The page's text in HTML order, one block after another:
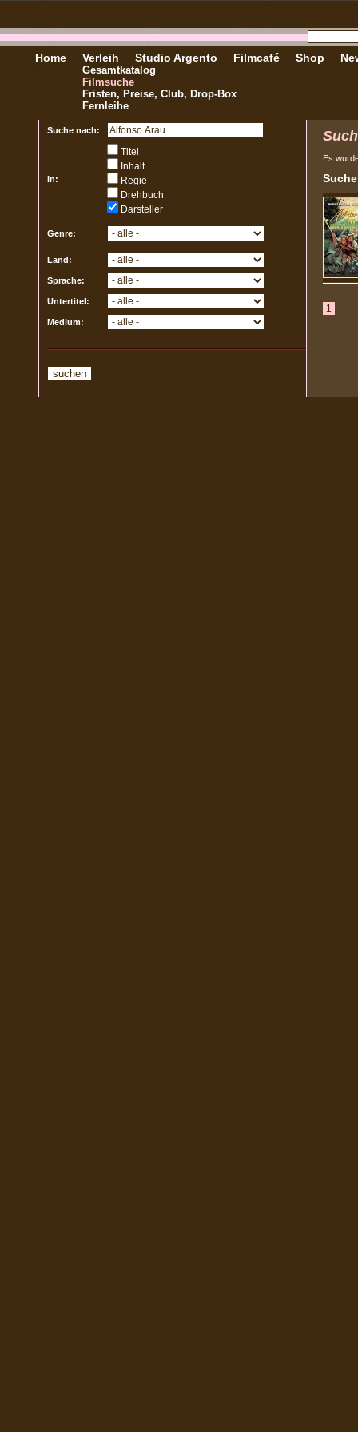
Home Verleih
Gesamtkatalog
Filmsuche
Fristen, Preise, Club, Drop-Box
Fernleihe
Studio Argento Filmcafé Shop
Suche nach:
In:
Titel
Inhalt
Regie
Drehbuch
Darsteller
Genre:
Land:
Sprache:
Untertitel:
Medium:
Es
1